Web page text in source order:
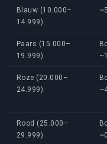
Blauw (10.000–
14.999)
Paars (15.000–
19.999)
Roze (20.000–
24.999)
Rood (25.000–
29.999)